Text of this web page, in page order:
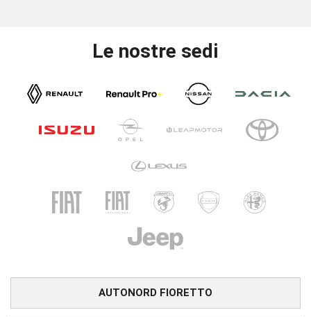
Le nostre sedi
AUTONORD FIORETTO